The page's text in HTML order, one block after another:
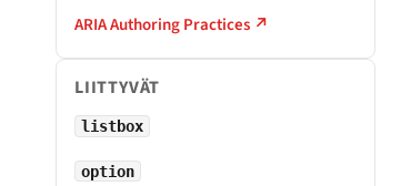
ARIA Authoring Practices ↗
LIITTYVÄT
listbox
option